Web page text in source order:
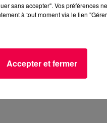
sans accepter". Vos préférences
à tout moment via le lien
Accepter et fermer